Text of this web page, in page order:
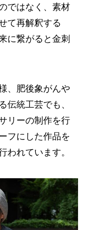
ではなく、素材
て再解釈する
に繋がると金刺
、肥後象がんや
伝統工芸でも、
リーの制作を行
フにした作品を
われています。